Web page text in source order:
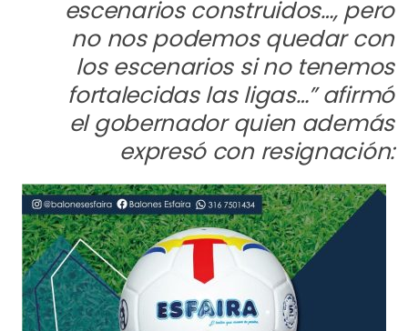
escenarios construidos…, pero
no nos podemos quedar con
los escenarios si no tenemos
fortalecidas las ligas…”afirmó
el gobernador quien además
expresó con resignación: